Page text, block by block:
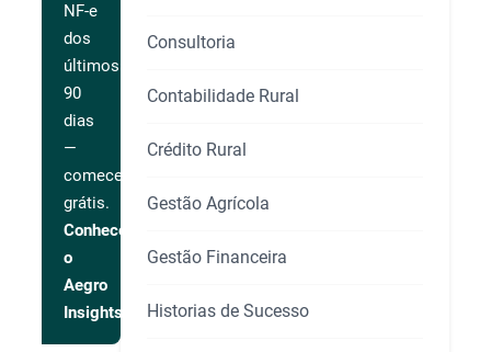
NF-e
dos
últimos
90
dias
—
comece
grátis.
Conhecer
o
Aegro
Insights
Consultoria
Contabilidade Rural
Crédito Rural
Gestão Agrícola
Gestão Financeira
Historias de Sucesso